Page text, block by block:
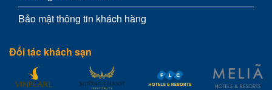
Bảo mật thông tin khách hàng
Đối tác khách sạn